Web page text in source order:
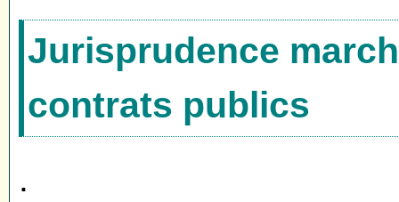
Jurisprudence
contrats publics
.